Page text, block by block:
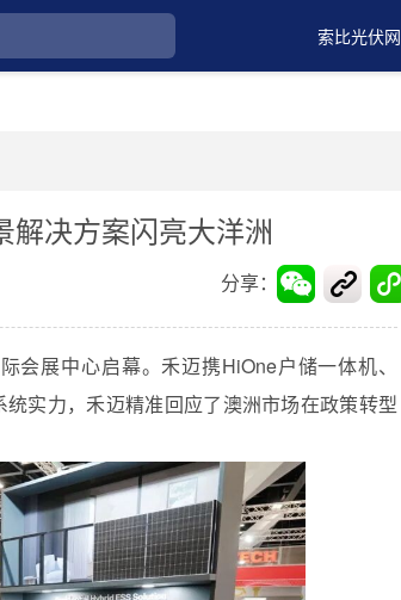
索比光伏网
解决方案闪亮大洋洲
分享：
会展中心启幕。禾迈携HiOne户储一体机、
实力，禾迈精准回应了澳洲市场在政策转型